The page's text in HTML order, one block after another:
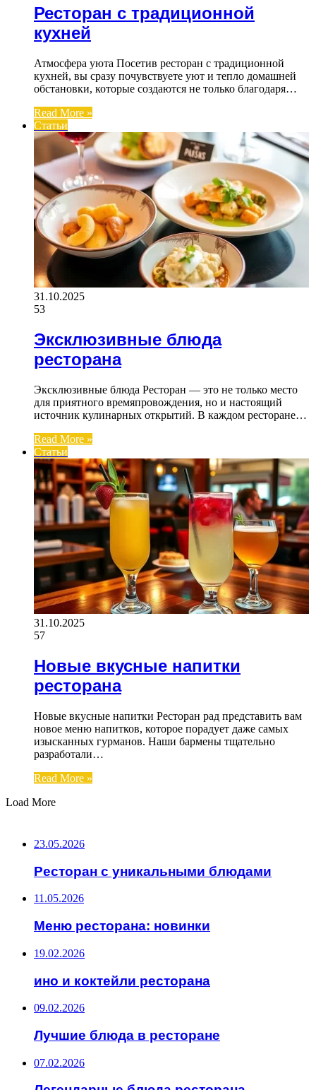
Ресторан с традиционной
кухней
Атмосфера уюта Посетив ресторан с традиционной
кухней, вы сразу почувствуете уют и тепло домашней
обстановки, которые создаются не только благодаря…
Read More »
Статьи
31.10.2025
53
Эксклюзивные блюда
ресторана
Эксклюзивные блюда Ресторан — это не только место
для приятного времяпровождения, но и настоящий
источник кулинарных открытий. В каждом ресторане…
Read More »
Статьи
31.10.2025
57
Новые вкусные напитки
ресторана
Новые вкусные напитки Ресторан рад представить вам
новое меню напитков, которое порадует даже самых
изысканных гурманов. Наши бармены тщательно
разработали…
Read More »
Load More
23.05.2026
Ресторан с уникальными блюдами
11.05.2026
Меню ресторана: новинки
19.02.2026
ино и коктейли ресторана
09.02.2026
Лучшие блюда в ресторане
07.02.2026